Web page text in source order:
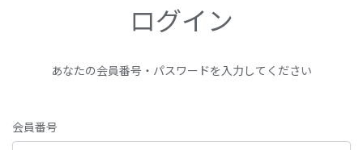
ログイン
あなたの会員番号・パスワードを入力してください
会員番号